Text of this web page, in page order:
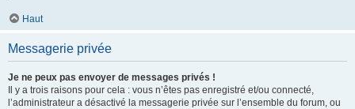
Haut
Messagerie privée
Je ne peux pas envoyer de messages privés !
Il y a trois raisons pour cela : vous n’êtes pas enregistré et/ou connecté,
l’administrateur a désactivé la messagerie privée sur l’ensemble du forum, ou